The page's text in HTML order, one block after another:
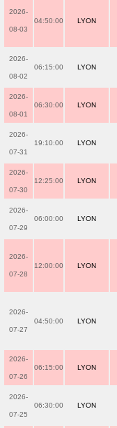
2026-
08-03
04:50:00 LYON
2026-
08-02
06:15:00 LYON
2026-
08-01
06:30:00 LYON
2026-
07-31
19:10:00 LYON
2026-
07-30
12:25:00 LYON
2026-
07-29
06:00:00 LYON
2026-
07-28
12:00:00 LYON
2026-
07-27
04:50:00 LYON
2026-
07-26
06:15:00 LYON
2026-
07-25
06:30:00 LYON